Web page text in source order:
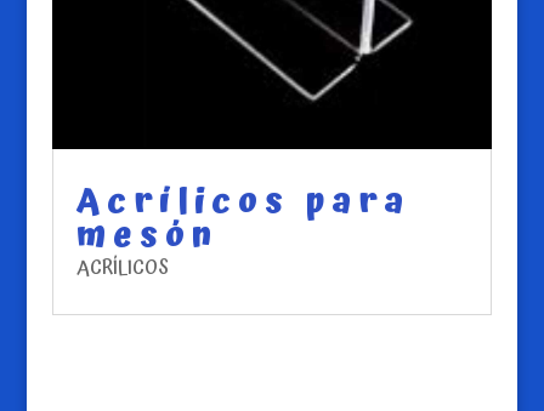
Acrílicos para
mesón
ACRÍLICOS